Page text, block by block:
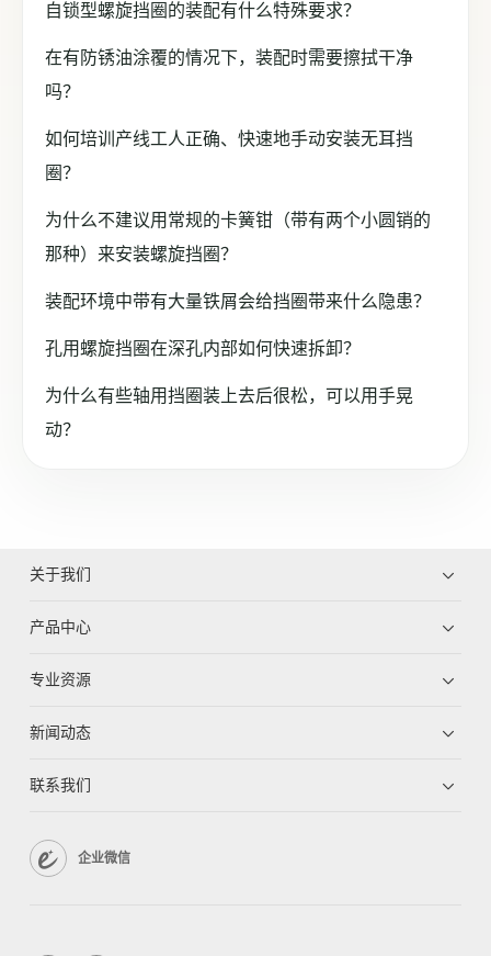
自锁型螺旋挡圈的装配有什么特殊要求？
在有防锈油涂覆的情况下，装配时需要擦拭干净
吗？
如何培训产线工人正确、快速地手动安装无耳挡
圈？
为什么不建议用常规的卡簧钳（带有两个小圆销的
那种）来安装螺旋挡圈？
装配环境中带有大量铁屑会给挡圈带来什么隐患？
孔用螺旋挡圈在深孔内部如何快速拆卸？
为什么有些轴用挡圈装上去后很松，可以用手晃
动？
关于我们
产品中心
专业资源
新闻动态
联系我们
企业微信